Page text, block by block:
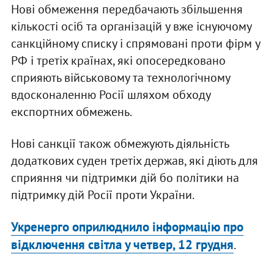
Нові обмеження передбачають збільшення
кількості осіб та організацій у вже існуючому
санкційному списку і спрямовані проти фірм у
РФ і третіх країнах, які опосередковано
сприяють військовому та технологічному
вдосконаленню Росії шляхом обходу
експортних обмежень.
Нові санкції також обмежують діяльність
додаткових суден третіх держав, які діють для
сприяння чи підтримки дій бо політики на
підтримку дій Росії проти України.
Укренерго оприлюднило інформацію про
відключення світла у четвер, 12 грудня.